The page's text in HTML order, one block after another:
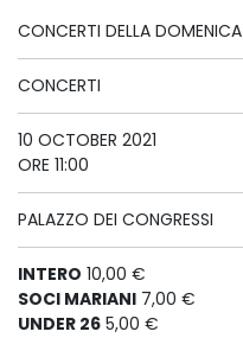
CONCERTI DELLA DOMENICA
CONCERTI
10 OCTOBER 2021
ORE 11:00
PALAZZO DEI CONGRESSI
INTERO 10,00 €
SOCI MARIANI 7,00 €
UNDER 26 5,00 €